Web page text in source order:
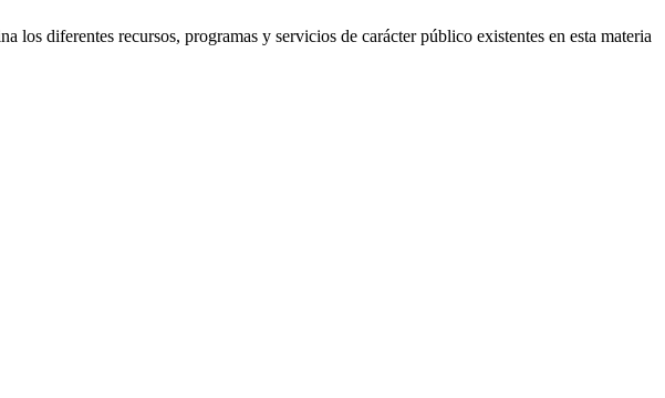
los diferentes recursos, programas y servicios de carácter público existentes en esta materia